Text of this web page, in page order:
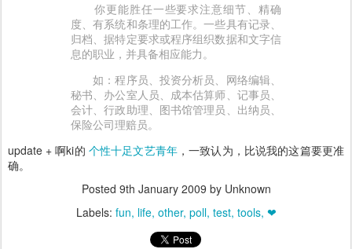
你更能胜任一些要求注意细节、精确
度、有系统和条理的工作。一些具有记录、
归档、据特定要求或程序组织数据和文字信
息的职业，并具备相应能力。
如：程序员、投资分析员、网络编辑、
秘书、办公室人员、成本估算师、记事员、
会计、行政助理、图书馆管理员、出纳员、
保险公司理赔员。
update + 啊ki的 个性十足文艺青年 ，一致认为，比说我的这篇要更准
确。
Posted 9th January 2009 by Unknown
Labels: fun life other poll test tools ❤